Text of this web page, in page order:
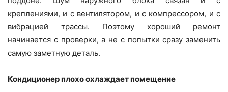
креплениями, и с вентилятором, и с компрессором, и с
вибрацией трассы. Поэтому хороший ремонт
начинается с проверки, а не с попытки сразу заменить
самую заметную деталь.
Кондиционер плохо охлаждает помещение